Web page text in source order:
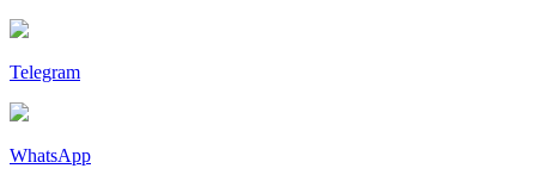
Telegram
WhatsApp